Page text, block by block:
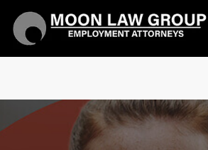
PULSE PARA LLAMAR
213-232-3128